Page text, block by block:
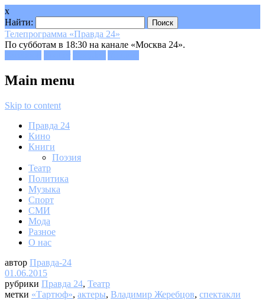
x
Найти:
Телепрограмма «Правда 24»
По субботам в 18:30 на канале «Москва 24».
Main menu
Skip to content
Правда 24
Кино
Книги
Поэзия
Театр
Политика
Музыка
Спорт
СМИ
Мода
Разное
О нас
автор Правда-24
01.06.2015
рубрики Правда 24, Театр
метки «Тартюф», актеры, Владимир Жеребцов, спектакли